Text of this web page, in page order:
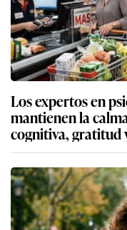
Los expertos en
mantienen la
cognitiva, gratitud